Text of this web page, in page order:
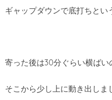
ギャップダウンで底打ちと
寄った後は30分ぐらい横ばい
そこから少し上に動き出しま